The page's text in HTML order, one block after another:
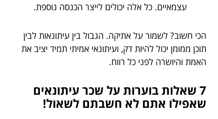
עצמאיים. כל אלה יכולים לייצר הכנסה נוספת.
הכי חשוב? לשמור על אתיקה. הגבול בין עיתונאות לבין
תוכן ממומן יכול להיות דק, ועיתונאי אמיתי תמיד יציב את
האמת והיושרה לפני כל רווח.
7 שאלות בוערות על שכר עיתונאים
שאפילו אתם לא חשבתם לשאול!